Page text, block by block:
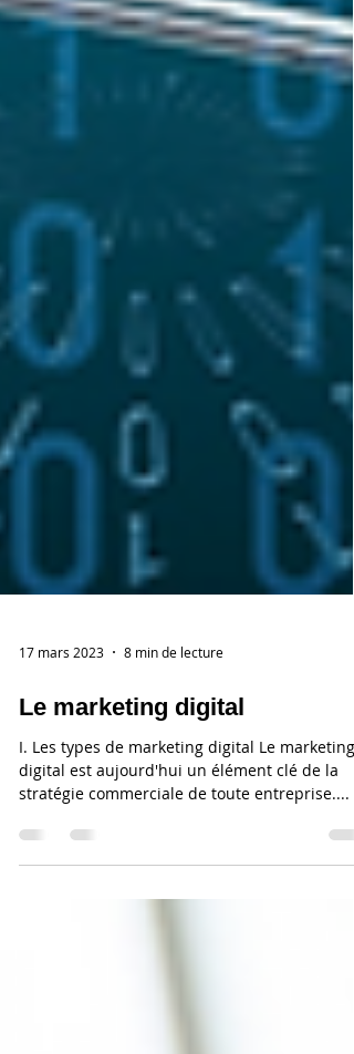
17 mars 2023 8 min de lecture
Le marketing digital
I. Les types de marketing digital Le marketing
stratégie commerciale de toute entreprise....